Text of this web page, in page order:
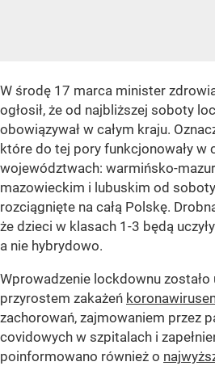
W środę 17 marca minister
ogłosił, że od najbliższej soboty
obowiązywał w całym kraju.
które do tej pory funkcjonowały w
województwach: warmińsko-
mazowieckim i lubuskim od
rozciągnięte na całą Polskę.
że dzieci w klasach 1-3 będą
a nie hybrydowo.
Wprowadzenie lockdownu zostało
przyrostem zakażeń
zachorowań, zajmowaniem przez
covidowych w szpitalach i
poinformowano również o